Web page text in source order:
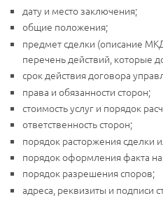
дату и место заключения;
общие положения;
предмет сделки (описание
перечень действий, которые
срок действия договора
права и обязанности сторон;
стоимость услуг и порядок
ответственность сторон;
порядок расторжения сделки
порядок оформления факта
порядок разрешения споров;
адреса, реквизиты и подписи